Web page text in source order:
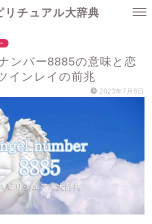
リチュアル大辞典
ンバー8885の意味と恋
インレイの前兆
2023年7月8日